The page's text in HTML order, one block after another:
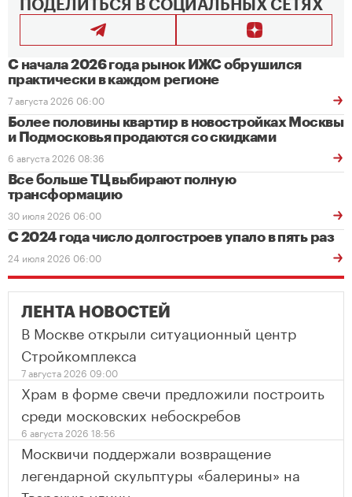
ПОДЕЛИТЬСЯ В СОЦИАЛЬНЫХ СЕТЯХ
С начала 2026 года рынок ИЖС обрушился
практически в каждом регионе
7 августа 2026 06:00
Более половины квартир в новостройках Москвы
и Подмосковья продаются со скидками
6 августа 2026 08:36
Все больше ТЦ выбирают полную
трансформацию
30 июля 2026 06:00
С 2024 года число долгостроев упало в пять раз
24 июля 2026 06:00
ЛЕНТА НОВОСТЕЙ
В Москве открыли ситуационный центр
Стройкомплекса
7 августа 2026 09:00
Храм в форме свечи предложили построить
среди московских небоскребов
6 августа 2026 18:56
Москвичи поддержали возвращение
легендарной скульптуры «балерины» на